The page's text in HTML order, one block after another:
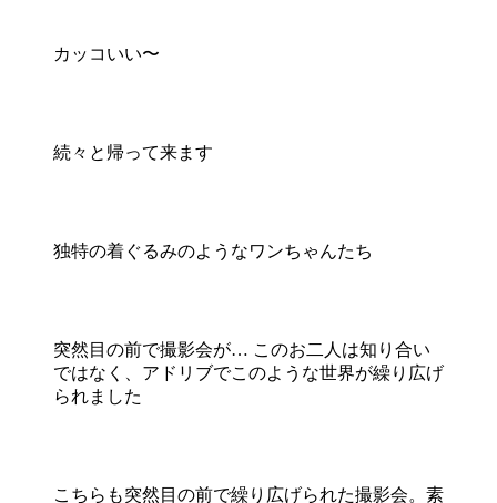
カッコいい〜
続々と帰って来ます
独特の着ぐるみのようなワンちゃんたち
突然目の前で撮影会が… このお二人は知り合い
ではなく、アドリブでこのような世界が繰り広げ
られました
こちらも突然目の前で繰り広げられた撮影会。素